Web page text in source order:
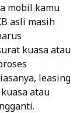
mobil kamu
asli masih
kuasa atau
leasing
atau